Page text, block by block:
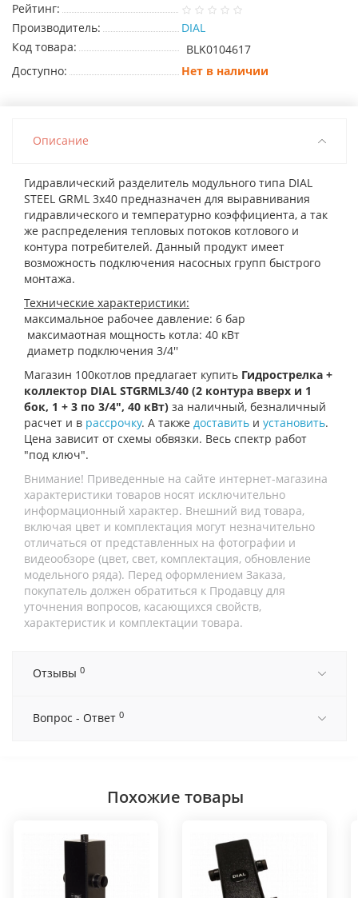
Рейтинг:
Производитель:
DIAL
Код товара:
BLK0104617
Доступно:
Нет в наличии
Описание
Гидравлический разделитель модульного типа DIAL
STEEL GRML 3х40 предназначен для выравнивания
гидравлического и температурно коэффициента, а так
же распределения тепловых потоков котлового и
контура потребителей. Данный продукт имеет
возможность подключения насосных групп быстрого
монтажа.
Технические характеристики:
максимальное рабочее давление: 6 бар
максимаотная мощность котла: 40 кВт
диаметр подключения 3/4''
Магазин 100котлов предлагает купить Гидрострелка +
коллектор DIAL STGRML3/40 (2 контура вверх и 1
бок, 1 + 3 по 3/4", 40 кВт) за наличный, безналичный
расчет и в рассрочку. А также доставить и установить.
Цена зависит от схемы обвязки. Весь спектр работ
"под ключ".
Внимание! Приведенные на сайте интернет-магазина
характеристики товаров носят исключительно
информационный характер. Внешний вид товара,
включая цвет и комплектация могут незначительно
отличаться от представленных на фотографии и
видеообзоре (цвет, свет, комплектация, обновление
модельного ряда). Перед оформлением Заказа,
покупатель должен обратиться к Продавцу для
уточнения вопросов, касающихся свойств,
характеристик и комплектации товара.
Отзывы 0
Вопрос - Ответ 0
Похожие товары